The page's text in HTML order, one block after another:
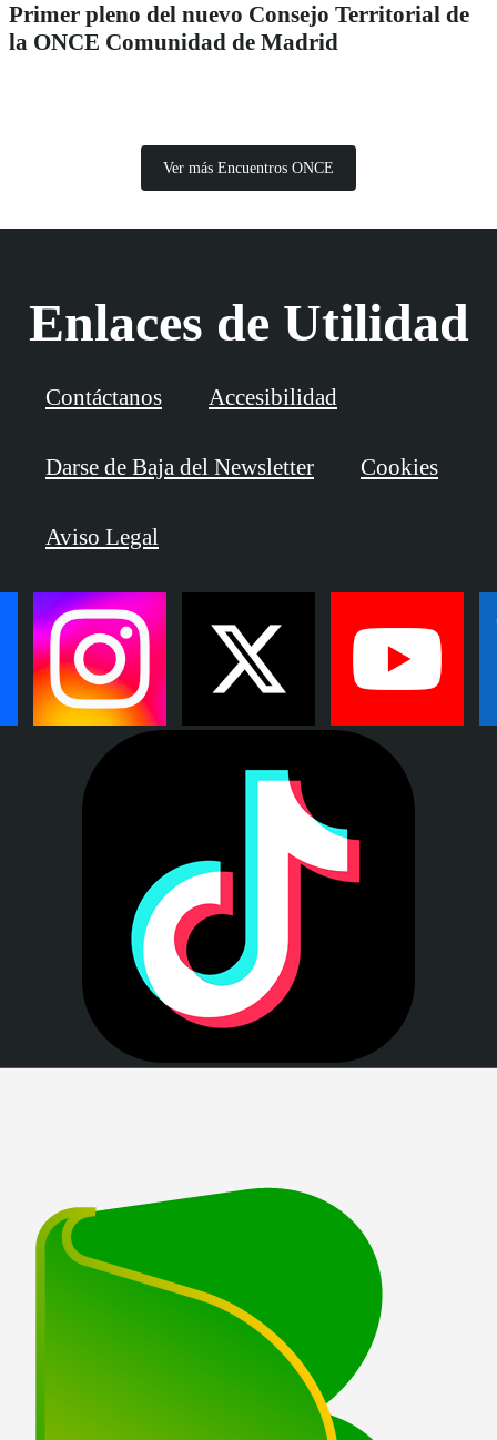
Primer pleno del nuevo Consejo Territorial de
la ONCE Comunidad de Madrid
Ver más Encuentros ONCE
Enlaces de Utilidad
Contáctanos Accesibilidad
Darse de Baja del Newsletter Cookies
Aviso Legal